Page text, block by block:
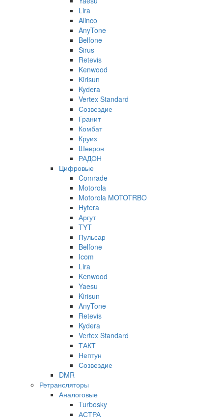
Lira
Alinco
AnyTone
Belfone
Sirus
Retevis
Kenwood
Kirisun
Kydera
Vertex Standard
Созвездие
Гранит
Комбат
Круиз
Шеврон
РАДОН
Цифровые
Comrade
Motorola
Motorola MOTOTRBO
Hytera
Аргут
TYT
Пульсар
Belfone
Icom
Lira
Kenwood
Yaesu
Kirisun
AnyTone
Retevis
Kydera
Vertex Standard
ТАКТ
Нептун
Созвездие
DMR
Ретрансляторы
Аналоговые
Turbosky
АСТРА